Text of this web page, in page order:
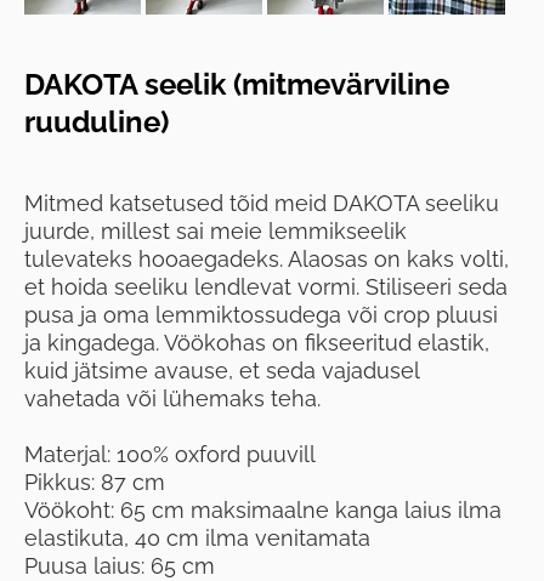
DAKOTA seelik (mitmevärviline
ruuduline)
Mitmed katsetused tõid meid DAKOTA seeliku
juurde, millest sai meie lemmikseelik
tulevateks hooaegadeks. Alaosas on kaks volti,
et hoida seeliku lendlevat vormi. Stiliseeri seda
pusa ja oma lemmiktossudega või crop pluusi
ja kingadega. Vöökohas on fikseeritud elastik,
kuid jätsime avause, et seda vajadusel
vahetada või lühemaks teha.
Materjal: 100% oxford puuvill
Pikkus: 87 cm
Vöökoht: 65 cm maksimaalne kanga laius ilma
elastikuta, 40 cm ilma venitamata
Puusa laius: 65 cm